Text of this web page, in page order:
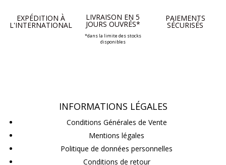
EXPÉDITION À
L'INTERNATIONAL
LIVRAISON EN 5
JOURS OUVRÉS*
*dans la limite des stocks
disponibles
PAIEMENTS
SÉCURISÉS
INFORMATIONS LÉGALES
Conditions Générales de Vente
Mentions légales
Politique de données personnelles
Conditions de retour